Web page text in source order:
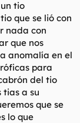
tio
que se lió con
nada con
que nos
anomalía en el
para
del tio
a su
que se
lo que